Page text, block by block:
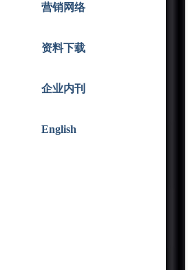
营销网络
资料下载
企业内刊
English